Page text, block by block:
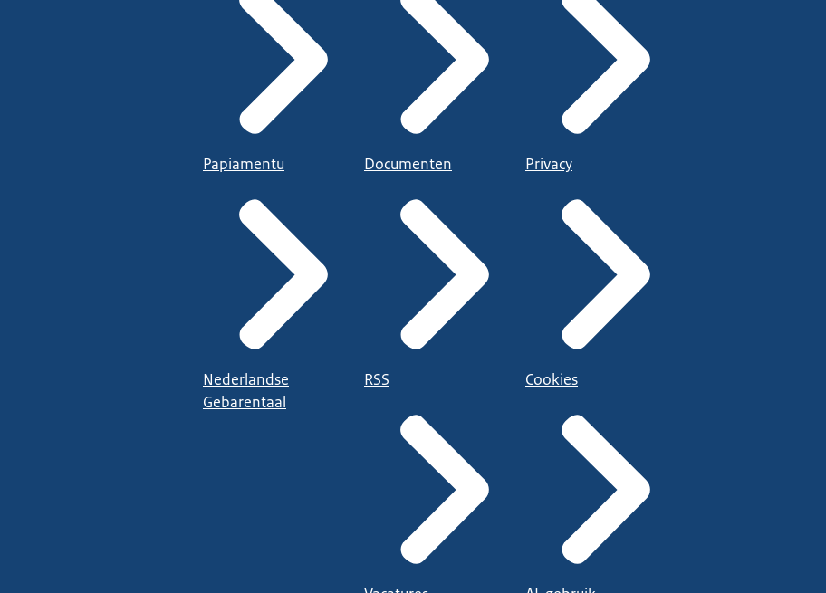
Papiamentu
Nederlandse
Gebarentaal
Documenten
RSS
Privacy
Cookies